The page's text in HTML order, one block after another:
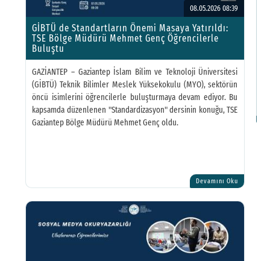
08.05.2026 08:39
GİBTÜ de Standartların Önemi Masaya Yatırıldı:
TSE Bölge Müdürü Mehmet Genç Öğrencilerle
Buluştu
GAZİANTEP – Gaziantep İslam Bilim ve Teknoloji Üniversitesi
(GİBTÜ) Teknik Bilimler Meslek Yüksekokulu (MYO), sektörün
öncü isimlerini öğrencilerle buluşturmaya devam ediyor. Bu
kapsamda düzenlenen "Standardizasyon" dersinin konuğu, TSE
Gaziantep Bölge Müdürü Mehmet Genç oldu.
Devamını Oku